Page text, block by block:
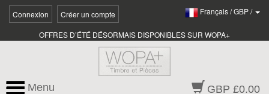
Connexion Créer un compte Français/GBP/
OFFRES D’ÉTÉ DÉSORMAIS DISPONIBLES SUR WOPA+
GBP £0.00
Menu